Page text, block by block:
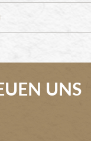
UNS